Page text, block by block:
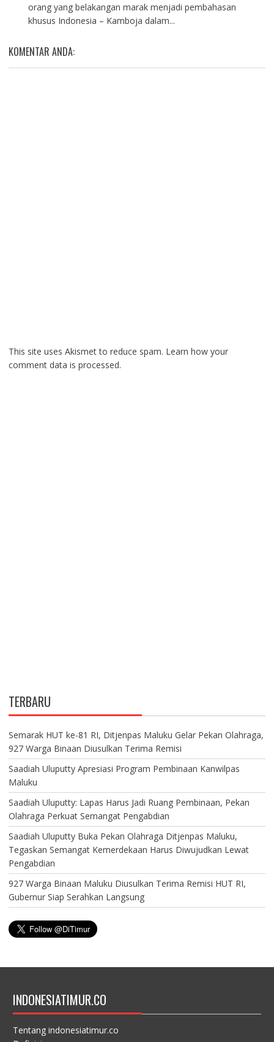
orang yang belakangan marak menjadi pembahasan
khusus Indonesia – Kamboja dalam...
KOMENTAR ANDA:
This site uses Akismet to reduce spam. Learn how your
comment data is processed.
TERBARU
Semarak HUT ke-81 RI, Ditjenpas Maluku Gelar Pekan Olahraga,
927 Warga Binaan Diusulkan Terima Remisi
Saadiah Uluputty Apresiasi Program Pembinaan Kanwilpas
Maluku
Saadiah Uluputty: Lapas Harus Jadi Ruang Pembinaan, Pekan
Olahraga Perkuat Semangat Pengabdian
Saadiah Uluputty Buka Pekan Olahraga Ditjenpas Maluku,
Tegaskan Semangat Kemerdekaan Harus Diwujudkan Lewat
Pengabdian
927 Warga Binaan Maluku Diusulkan Terima Remisi HUT RI,
Gubernur Siap Serahkan Langsung
INDONESIATIMUR.CO
Tentang indonesiatimur.co